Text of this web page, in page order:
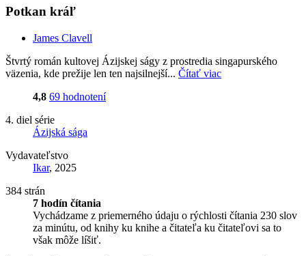
Potkan kráľ
James Clavell
Štvrtý román kultovej Ázijskej ságy z prostredia singapurského
väzenia, kde prežije len ten najsilnejší... Čítať viac
4,8 69 hodnotení
4. diel série
Ázijská sága
Vydavateľstvo
Ikar, 2025
384 strán
7 hodín čítania
Vychádzame z priemerného údaju o rýchlosti čítania 230 slov
za minútu, od knihy ku knihe a čitateľa ku čitateľovi sa to
však môže líšiť.